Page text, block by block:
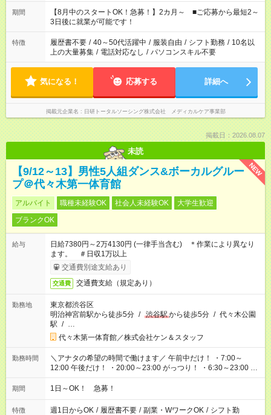
「できれば残業はしたくない」 など、ご希望を教えてください
ね。 ※Wワーク希望の方へ 今ご覧のお仕事で希望する勤務時間
と、もう1つのお仕事の勤務時間。 合計で週40時間を超える場
合は応募できません。
期間
【8月中のスタートOK！急募！】2カ月～ ■ご応募から最短2～
3日後に就業が可能です！
特徴 履歴書不要 / 40～50代活躍中 / 服装自由 / シフト勤務 / 10名以
上の大量募集 / 電話対応なし / パソコンスキル不要
気になる！ 応募する 詳細へ
掲載元企業名 日研トータルソーシング株式会社 メディカルケア事業部
掲載日：2026.08.07
未読
NEW
【9/12～13】男性5人組ダンス&ボーカルグルー
プ＠代々木第一体育館
アルバイト 職種未経験OK 社会人未経験OK
大学生歓迎
ブランクOK
給与
日給7380円～2万4130円 (一律手当含む) ＊作業により異なり
ます。 ＃日収1万以上
交通費別途支給あり
交通費 交通費支給（規定あり）
勤務地
東京都渋谷区
明治神宮前駅から徒歩5分 / 渋谷駅から徒歩5分 / 代々木公園
駅 / …
代々木第一体育館／株式会社ケン＆スタッフ
勤務時間
＼アナタの希望の時間で働けます／ 午前中だけ！ ・7:00～
12:00 午後だけ！ ・20:00～23:00 がっつり！ ・6:30～23:00 ・
12:00～21:00 ・16:00～翌8:00 …etc ※時間曜日イベントによ
り異なります。
期間 1日～OK！ 急募！
特徴 週1日からOK / 履歴書不要 / 副業・WワークOK / シフト勤